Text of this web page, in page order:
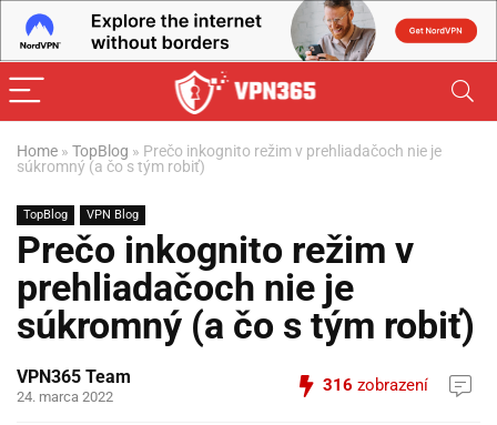
Home » TopBlog » Prečo inkognito režim v prehliadačoch nie je
súkromný (a čo s tým robiť)
TopBlog VPN Blog
Prečo inkognito režim v
prehliadačoch nie je
súkromný (a čo s tým robiť)
VPN365 Team
24. marca 2022
316 zobrazení